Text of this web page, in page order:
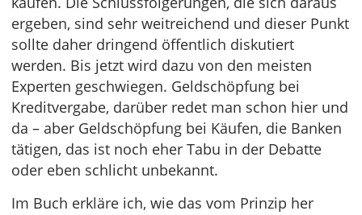
ergeben, sind sehr weitreichend und dieser Punkt
sollte daher dringend öffentlich diskutiert
werden. Bis jetzt wird dazu von den meisten
Experten geschwiegen. Geldschöpfung bei
Kreditvergabe, darüber redet man schon hier und
da – aber Geldschöpfung bei Käufen, die Banken
tätigen, das ist noch eher Tabu in der Debatte
oder eben schlicht unbekannt.
Im Buch erkläre ich, wie das vom Prinzip her